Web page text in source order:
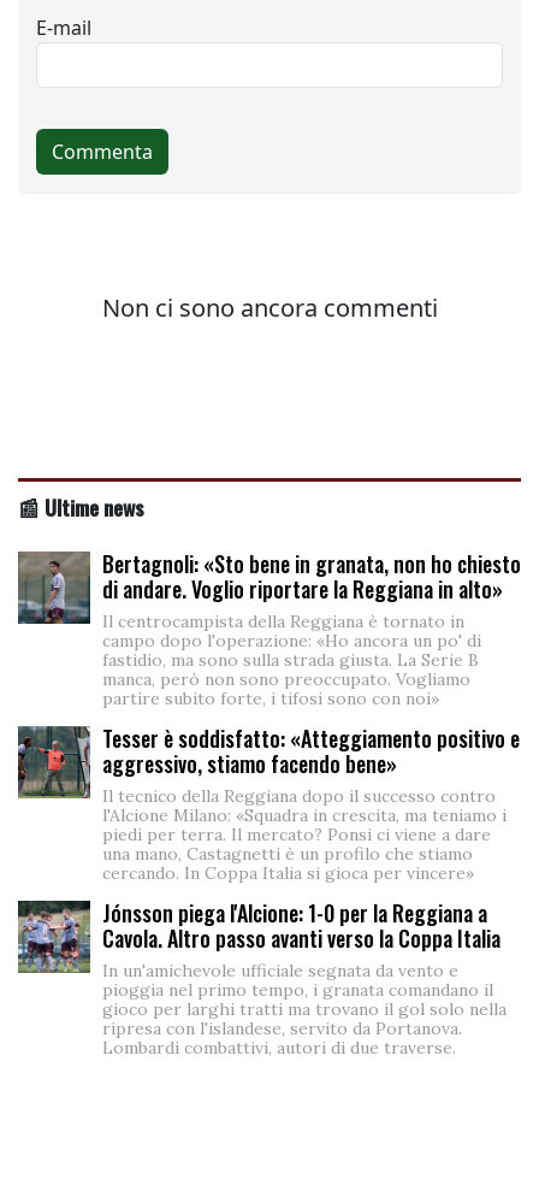
📰 Ultime news
Bertagnoli: «Sto bene in granata, non ho chiesto
di andare. Voglio riportare la Reggiana in alto»
Il centrocampista della Reggiana è tornato in
campo dopo l'operazione: «Ho ancora un po' di
fastidio, ma sono sulla strada giusta. La Serie B
manca, però non sono preoccupato. Vogliamo
partire subito forte, i tifosi sono con noi»
Tesser è soddisfatto: «Atteggiamento positivo e
aggressivo, stiamo facendo bene»
Il tecnico della Reggiana dopo il successo contro
l'Alcione Milano: «Squadra in crescita, ma teniamo i
piedi per terra. Il mercato? Ponsi ci viene a dare
una mano, Castagnetti è un profilo che stiamo
cercando. In Coppa Italia si gioca per vincere»
Jónsson piega l'Alcione: 1-0 per la Reggiana a
Cavola. Altro passo avanti verso la Coppa Italia
In un'amichevole ufficiale segnata da vento e
pioggia nel primo tempo, i granata comandano il
gioco per larghi tratti ma trovano il gol solo nella
ripresa con l'islandese, servito da Portanova.
Lombardi combattivi, autori di due traverse.